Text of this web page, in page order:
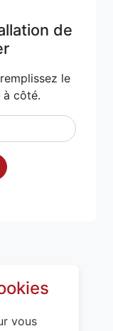
de
le
à côté.
Alpes (05)
vous